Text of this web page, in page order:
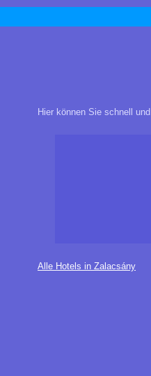
Hier können Sie schnell
Alle Hotels in Zalacsány